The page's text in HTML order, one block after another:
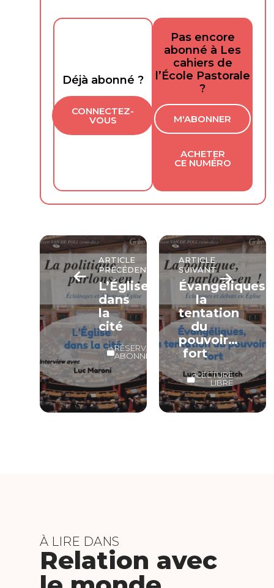
Déjà abonné ?
CONNECTEZ-
VOUS
Pas encore
abonné à Les
cahiers de
l’École Pastorale
?
M'ABONNER
ACHETER
CE NUMÉRO
ARTICLE
PRÉCÉDENT
L’Église
dans
la
cité
RÉSERVÉ
ABONNÉS
ARTICLE
SUIVANT
Évangéliques,
la
tentation
du
pouvoir…
fort
LECTURE
LIBRE
À LIRE DANS
Relation avec